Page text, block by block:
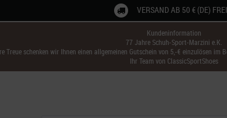
VERSAND AB 50 € (DE) FREI
Kundeninformation
77 Jahre Schuh-Sport-Marzini e.K.
Treue schenken wir Ihnen einen allgemeinen Gutschein von 5,-€ einzulösen im
Ihr Team von ClassicSportShoes